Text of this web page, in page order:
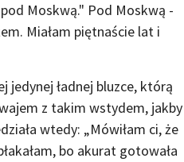
Moskwą." Pod Moskwą -
Miałam piętnaście lat i
jedynej ładnej bluzce, którą
z takim wstydem, jakby
wtedy: „Mówiłam ci, że
bo akurat gotowała